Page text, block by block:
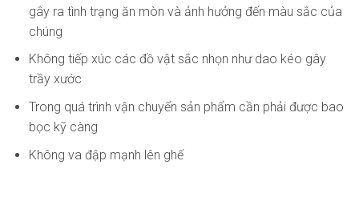
gây ra tình trạng ăn mòn và ảnh hưởng đến màu sắc của
chúng
Không tiếp xúc các đồ vật sắc nhọn như dao kéo gây
trầy xước
Trong quá trình vận chuyển sản phẩm cần phải được bao
bọc kỹ càng
Không va đập mạnh lên ghế